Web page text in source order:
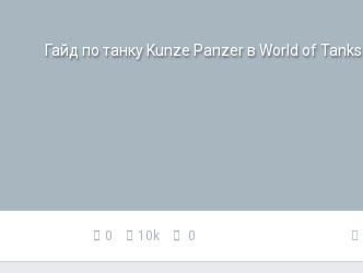
Гайд по танку Kunze Panzer в World of Tanks
0 10k 0